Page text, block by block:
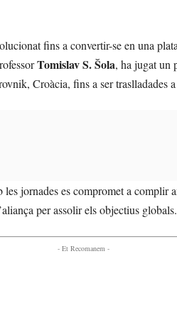
fins a convertir-se en una
Tomislav S. Šola, ha jugat un
Croàcia, fins a ser traslladades
jornades es compromet a complir
per assolir els objectius globals.
- Et Recomanem -